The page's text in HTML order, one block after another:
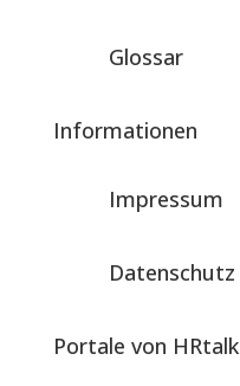
Glossar
Informationen
Impressum
Datenschutz
Portale von HRtalk